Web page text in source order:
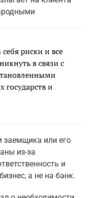
риски и все
в связи с
государств и
заемщика или его
из-за
и
а не на банк.